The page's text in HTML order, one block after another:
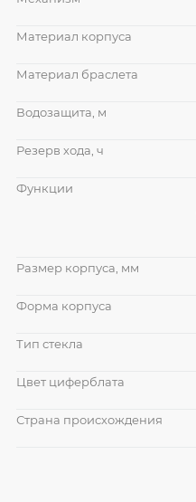
Материал корпуса
Материал браслета
Водозащита, м
Резерв хода, ч
Функции
Размер корпуса, мм
Форма корпуса
Тип стекла
Цвет циферблата
Страна происхождения